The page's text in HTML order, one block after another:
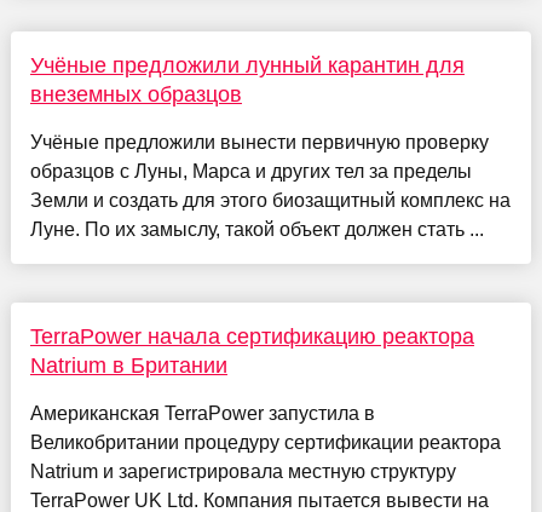
Учёные предложили лунный карантин для
внеземных образцов
Учёные предложили вынести первичную проверку
образцов с Луны, Марса и других тел за пределы
Земли и создать для этого биозащитный комплекс на
Луне. По их замыслу, такой объект должен стать ...
TerraPower начала сертификацию реактора
Natrium в Британии
Американская TerraPower запустила в
Великобритании процедуру сертификации реактора
Natrium и зарегистрировала местную структуру
TerraPower UK Ltd. Компания пытается вывести на